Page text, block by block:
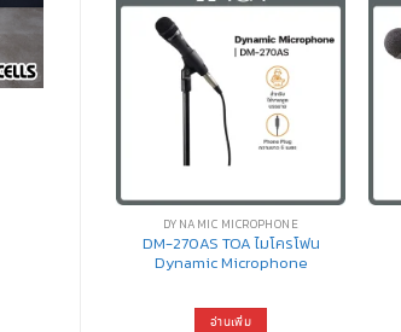
DYNAMIC MICROPHONE
DM-270AS TOA ไมโครโฟน
Dynamic Microphone
อ่านเพิ่ม